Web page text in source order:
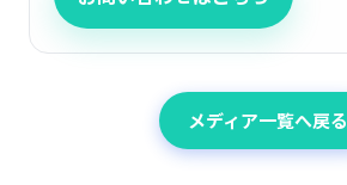
メディア一覧へ戻る